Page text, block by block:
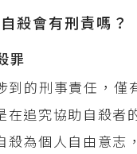
殺會有刑責嗎？
罪
到的刑事責任，僅
在追究協助自殺者
殺為個人自由意志